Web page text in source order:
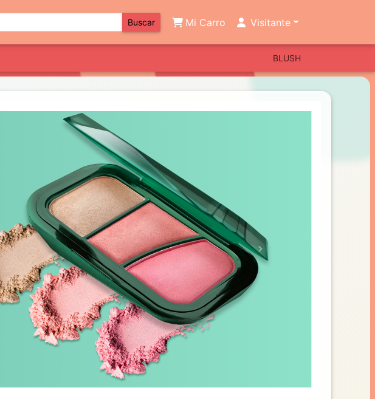
Buscar Mi Carro Visitante
BLUSH
Next